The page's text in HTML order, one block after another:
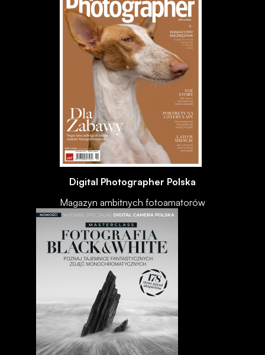
Digital Photographer Polska
Magazyn ambitnych fotoamatorów